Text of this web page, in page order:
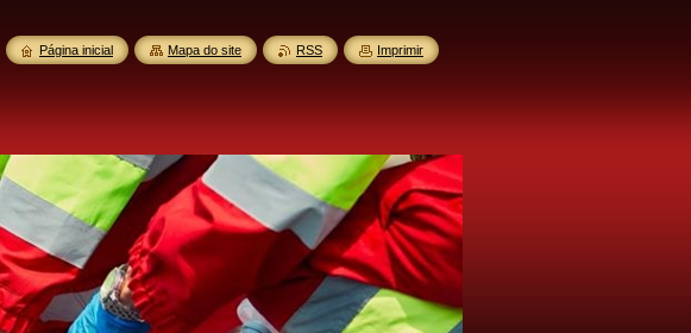
Página inicial Mapa do site RSS Imprimir